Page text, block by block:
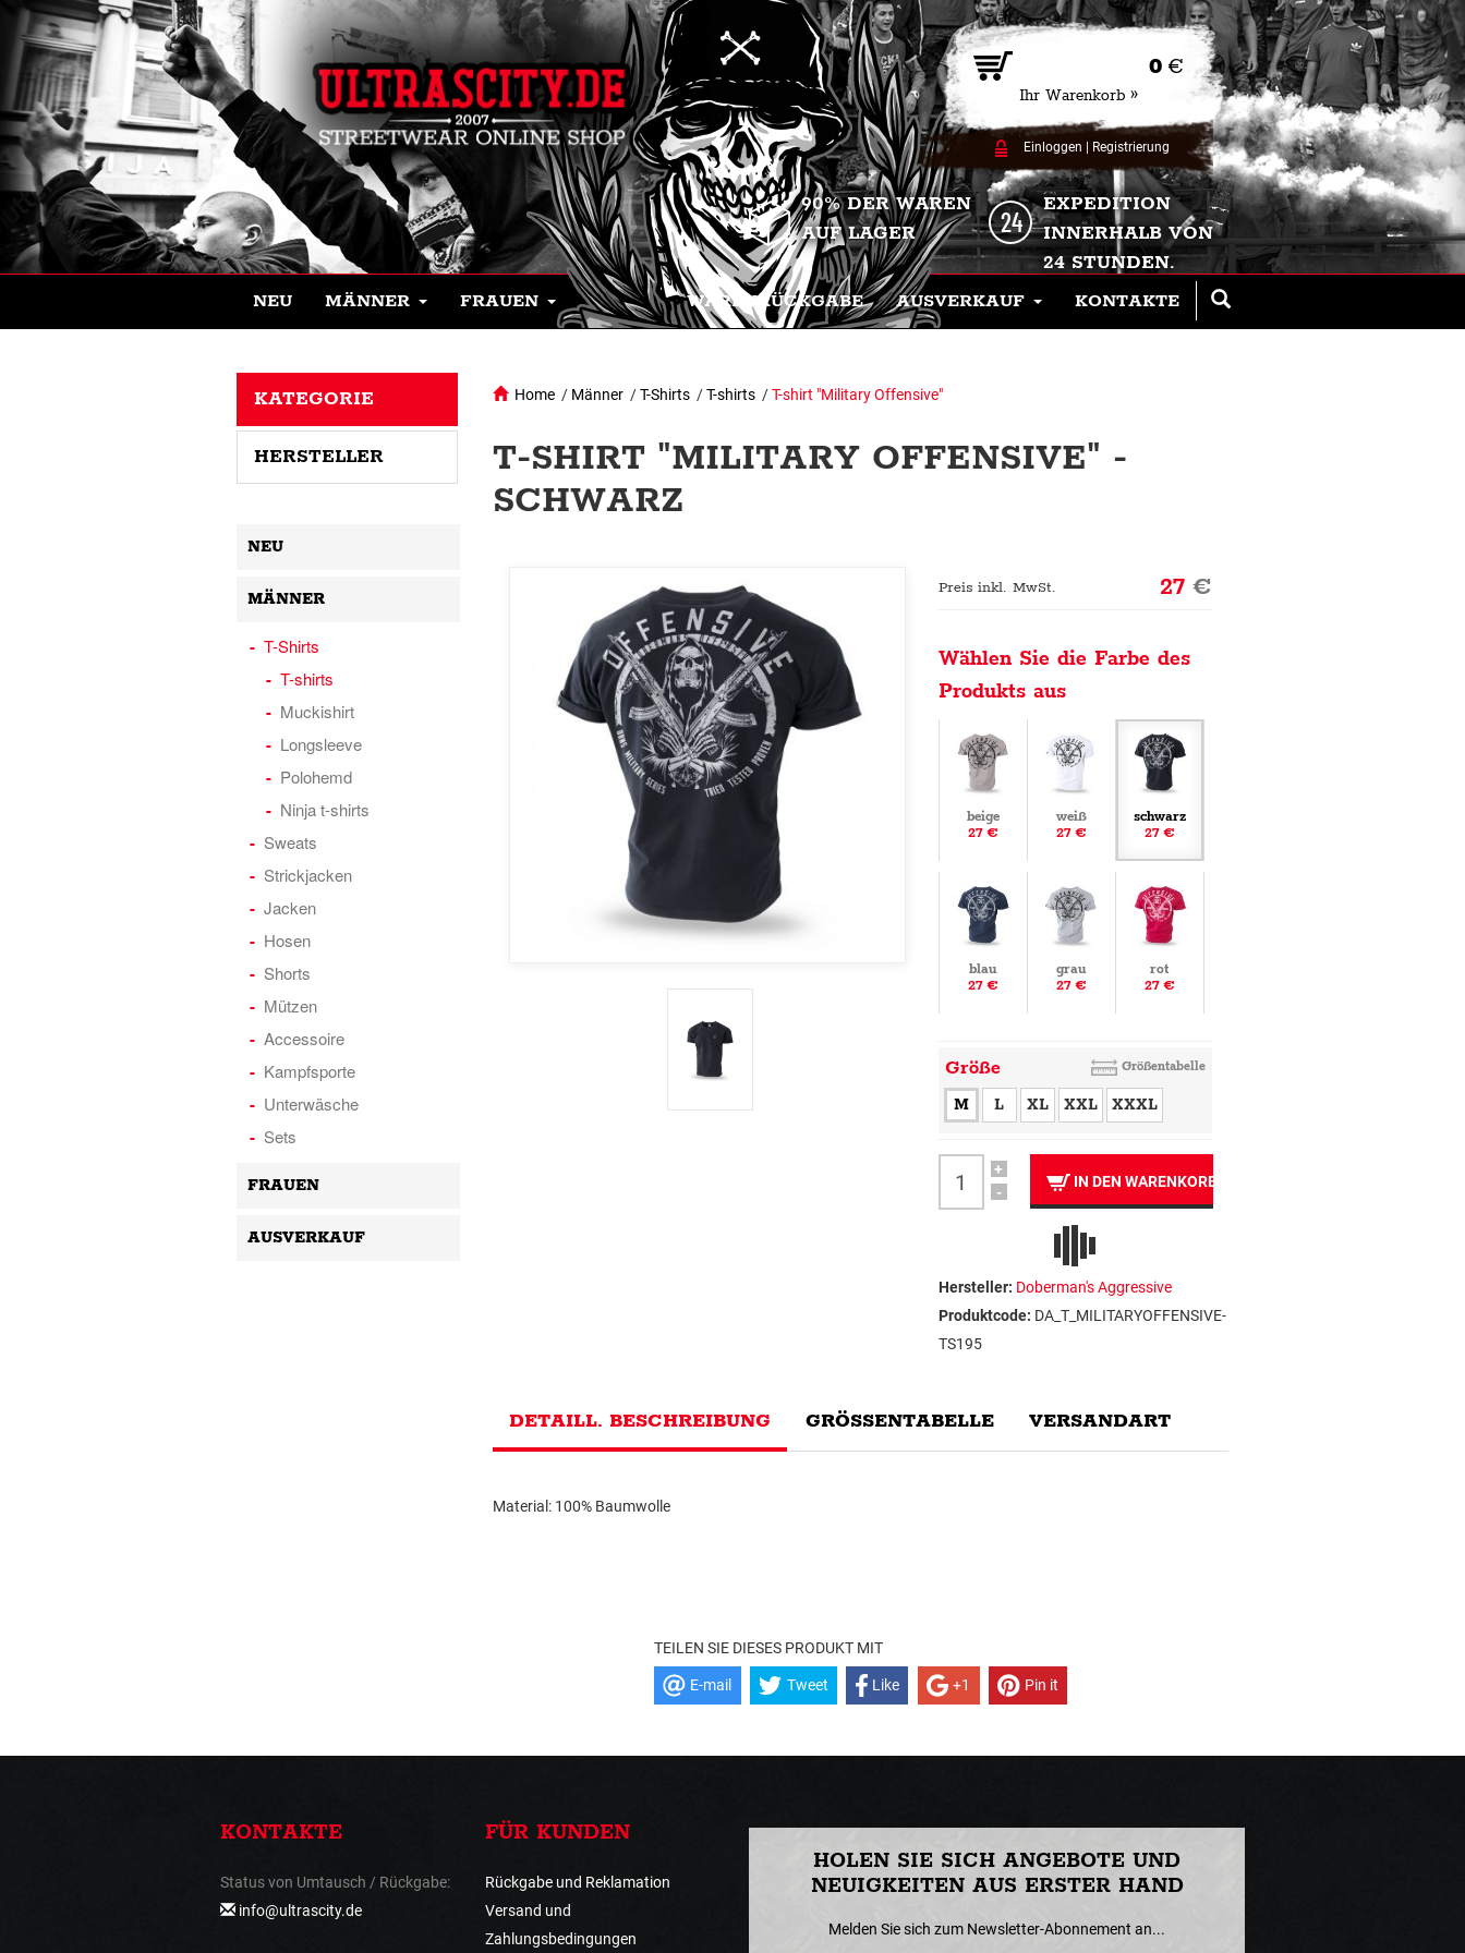
0 €
Ihr Warenkorb »
Einloggen Registrierung
90% DER WAREN
AUF LAGER
EXPEDITION
INNERHALB VON
24 STUNDEN.
NEU MÄNNER FRAUEN WARENRÜCKGABE AUSVERKAUF KONTAKTE
Home / Männer /T-Shirts /T-shirts /T-shirt "Military Offensive"
T-SHIRT "MILITARY OFFENSIVE" -
SCHWARZ
Preis inkl. MwSt. 27€
Wählen Sie die Farbe des
Produkts aus
beige
27 €
weiß
27 €
schwarz
27 €
blau
27 €
grau
27 €
rot
27 €
Größe Größentabelle
M L XL XXL XXXL
+
-
IN DEN WARENKORB
Hersteller: Doberman's Aggressive
Produktcode: DA_T_MILITARYOFFENSIVE-
TS195
DETAILL. BESCHREIBUNG GRÖSSENTABELLE VERSANDART
Material: 100% Baumwolle
TEILEN SIE DIESES PRODUKT MIT
E-mail Tweet Like +1 Pin it
KATEGORIE
HERSTELLER
NEU
MÄNNER
T-Shirts
T-shirts
Muckishirt
Longsleeve
Polohemd
Ninja t-shirts
Sweats
Strickjacken
Jacken
Hosen
Shorts
Mützen
Accessoire
Kampfsporte
Unterwäsche
Sets
FRAUEN
AUSVERKAUF
KONTAKTE
Status von Umtausch / Rückgabe:
info@ultrascity.de
FÜR KUNDEN
Rückgabe und Reklamation
Versand und
Zahlungsbedingungen
HOLEN SIE SICH ANGEBOTE UND
NEUIGKEITEN AUS ERSTER HAND
Melden Sie sich zum Newsletter-Abonnement an...